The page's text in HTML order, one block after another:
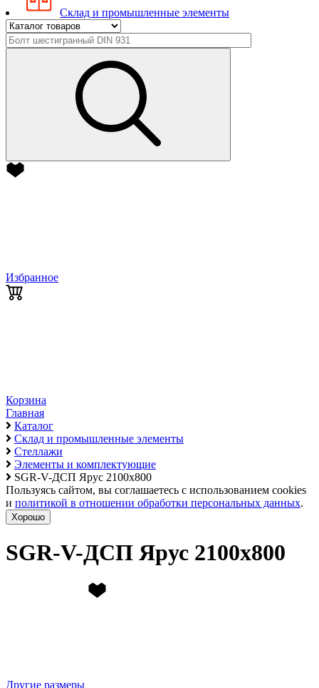
Склад и промышленные элементы
Избранное
Корзина
Главная
Каталог
Склад и промышленные элементы
Стеллажи
Элементы и комплектующие
SGR-V-ДСП Ярус 2100х800
Пользуясь сайтом, вы соглашаетесь с использованием cookies
и политикой в отношении обработки персональных данных.
Хорошо
SGR-V-ДСП Ярус 2100х800
Другие размеры